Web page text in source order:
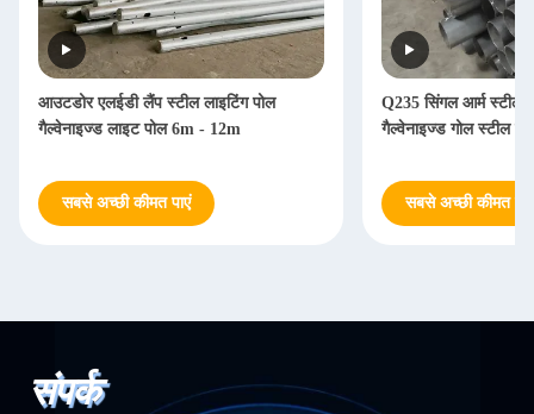
आउटडोर एलईडी लैंप स्टील लाइटिंग पोल
गैल्वेनाइज्ड लाइट पोल 6m - 12m
सबसे अच्छी कीमत पाएं
Q235 सिंगल आर्म स्टील
गैल्वेनाइज्ड गोल स्टील
सबसे अच्छी कीमत पाएं
संपर्क